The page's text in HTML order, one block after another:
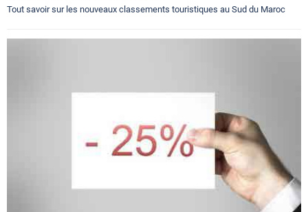
Tout savoir sur les nouveaux classements touristiques au Sud du Maroc